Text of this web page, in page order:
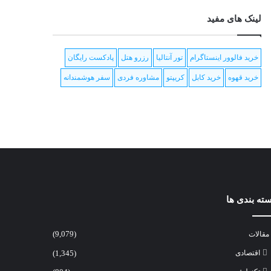
لینک های مفید
خرید فالوور اینستاگرام تور آنتالیا رزرو هتل پادکست رایگان
خرید قهوه خرید کابل کریپتو مشاوره فردی سفر هوشمندانه
بندی ها
مقالات (9,079)
اقتصادی (1,345)